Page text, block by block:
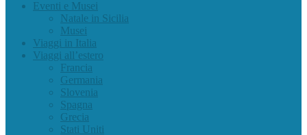
Eventi e Musei
Natale in Sicilia
Musei
Viaggi in Italia
Viaggi all’estero
Francia
Germania
Slovenia
Spagna
Grecia
Stati Uniti